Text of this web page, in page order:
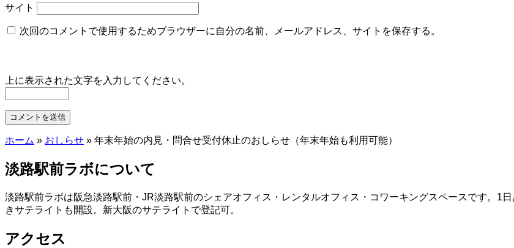
サイト
次回のコメントで使用するためブラウザーに自分の名前、メールアドレス、サイトを保存する。
上に表示された文字を入力してください。
ホーム » おしらせ » 年末年始の内見・問合せ受付休止のおしらせ（年末年始も利用可能）
淡路駅前ラボについて
淡路駅前ラボは阪急淡路駅前・JR淡路駅前のシェアオフィス・レンタルオフィス・コワーキングスペースです。1
きサテライトも開設。新大阪のサテライトで登記可。
アクセス